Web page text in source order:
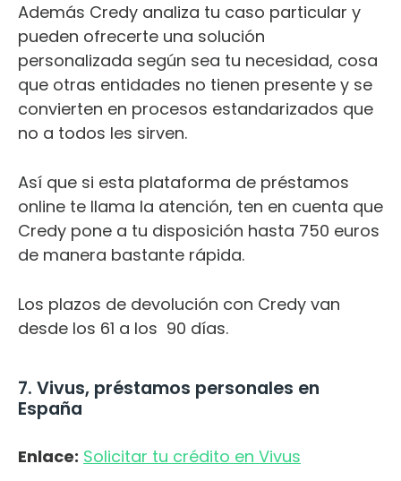
Además Credy analiza tu caso particular y
pueden ofrecerte una solución
personalizada según sea tu necesidad, cosa
que otras entidades no tienen presente y se
convierten en procesos estandarizados que
no a todos les sirven.
Así que si esta plataforma de préstamos
online te llama la atención, ten en cuenta que
Credy pone a tu disposición hasta 750 euros
de manera bastante rápida.
Los plazos de devolución con Credy van
desde los 61 a los 90 días.
7. Vivus, préstamos personales en
España
Enlace: Solicitar tu crédito en Vivus